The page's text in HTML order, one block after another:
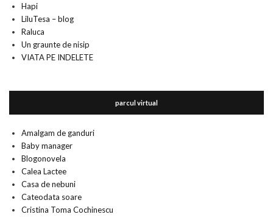
Hapi
LiluTesa – blog
Raluca
Un graunte de nisip
VIATA PE INDELETE
parcul virtual
Amalgam de ganduri
Baby manager
Blogonovela
Calea Lactee
Casa de nebuni
Cateodata soare
Cristina Toma Cochinescu